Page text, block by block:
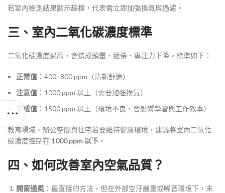
若室內檢測結果顯示超標，代表需立即加強換氣與過濾。
三、室內二氧化碳濃度標準
二氧化碳濃度過高，會造成頭暈、疲倦、專注力下降。標準如下：
正常值 ：400–800 ppm（清新舒適）
注意值 ：1000 ppm 以上（需要加強換氣）
警戒值 ：1500 ppm 以上（環境不良，會影響學習與工作效率）
教育場域、辦公空間與住宅若要維持健康環境，建議將室內二氧化
碳濃度控制在 1000 ppm 以下 。
四、如何改善室內空氣品質？
開窗通風 ：最直接的方法，但在外部空汙嚴重或噪音環境下，未